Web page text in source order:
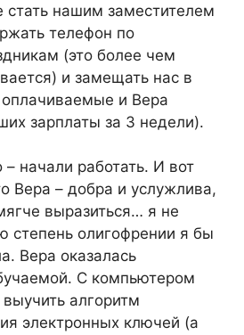
стать нашим заместителем
телефон по
(это более чем
и замещать нас в
оплачиваемые и Вера
зарплаты за 3 недели).
начали работать. И вот
Вера – добра и услужлива,
выразиться… я не
степень олигофрении я бы
Вера оказалась
С компьютером
алгоритм
электронных ключей (а